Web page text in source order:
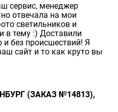
сервис, менеджер
отвечала на мои
светильников и
в тему :) Доставили
без происшествий! Я
сайт и то как круто вы
(ЗАКАЗ №14813),